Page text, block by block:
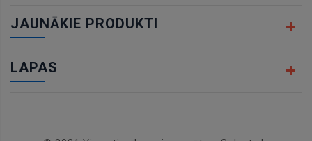
JAUNĀKIE PRODUKTI
LAPAS